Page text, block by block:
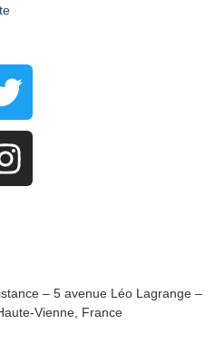
– 5 avenue Léo Lagrange –
Vienne, France